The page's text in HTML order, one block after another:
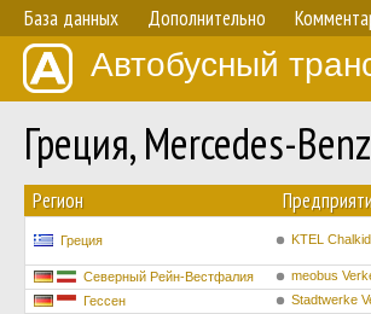
База данных Дополнительно
Автобусный
Греция, Mercedes-
Регион
Греция ΚΤΕL
Северный Рейн-Вестфалия
meobus
Гессен
Stadtwerke